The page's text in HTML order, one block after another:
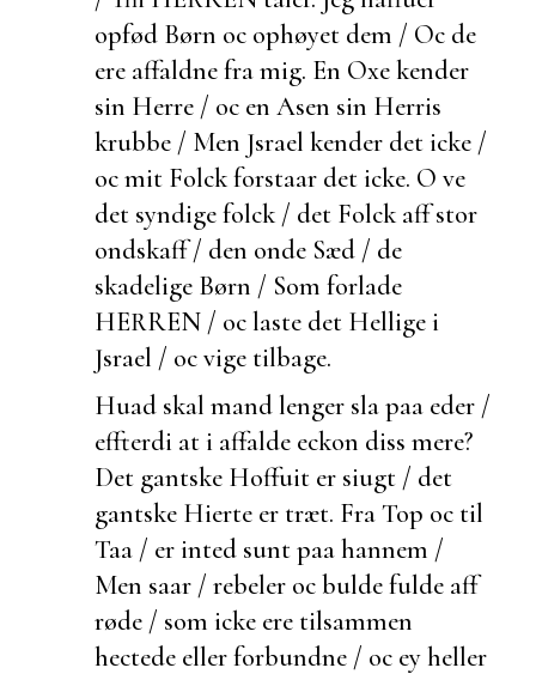
opfød Børn oc ophøyet dem / Oc de
ere affaldne fra mig. En Oxe kender
sin Herre / oc en Asen sin Herris
krubbe / Men Jsrael kender det icke /
oc mit Folck forstaar det icke. O ve
det syndige folck / det Folck aff stor
ondskaff / den onde Sæd / de
skadelige Børn / Som forlade
HERREN / oclaste det Hellige i
Jsrael / oc vige tilbage.
Huad skal mand lenger sla paa eder /
effterdi at i affalde eckon diss mere?
Det gantske Hoffuit er siugt / det
gantske Hierte er træt. Fra Top oc til
Taa / er inted sunt paa hannem /
Men saar / rebeler oc bulde fulde aff
røde / som icke ere tilsammen
hectede eller forbundne / oc ey heller